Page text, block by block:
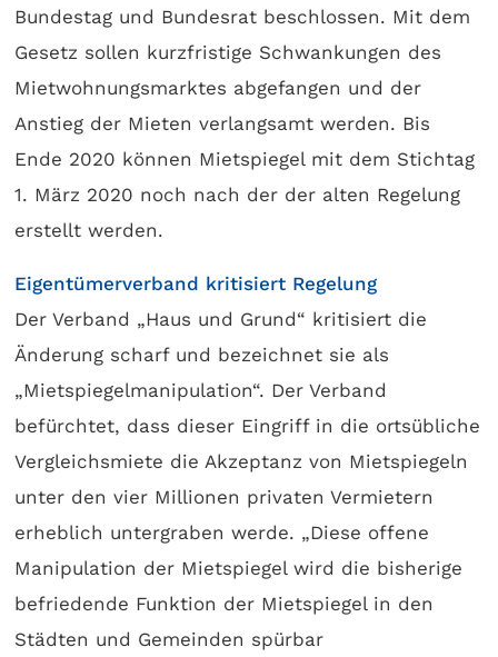
Bundestag und Bundesrat beschlossen. Mit dem
Gesetz sollen kurzfristige Schwankungen des
Mietwohnungsmarktes abgefangen und der
Anstieg der Mieten verlangsamt werden. Bis
Ende 2020 können Mietspiegel mit dem Stichtag
1. März 2020 noch nach der der alten Regelung
erstellt werden.
Eigentümerverband kritisiert Regelung
Der Verband „Haus und Grund“ kritisiert die
Änderung scharf und bezeichnet sie als
„Mietspiegelmanipulation“. Der Verband
befürchtet, dass dieser Eingriff in die ortsübliche
Vergleichsmiete die Akzeptanz von Mietspiegeln
unter den vier Millionen privaten Vermietern
erheblich untergraben werde. „Diese offene
Manipulation der Mietspiegel wird die bisherige
befriedende Funktion der Mietspiegel in den
Städten und Gemeinden spürbar